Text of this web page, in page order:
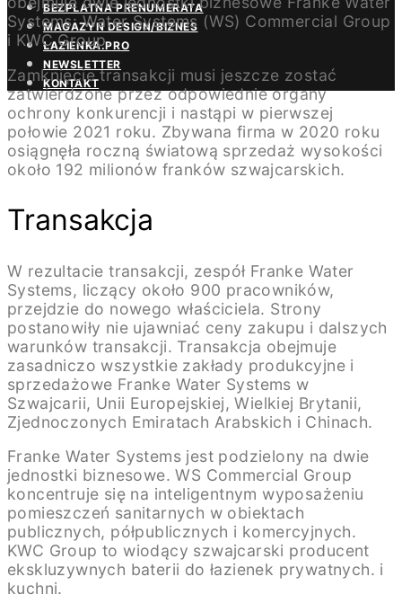
BEZPŁATNA PRENUMERATA
MAGAZYN DESIGN/BIZNES
ŁAZIENKA.PRO
NEWSLETTER
KONTAKT
Systems: Water Systems (WS) Commercial Group
i KWC Group.
Zamknięcie transakcji musi jeszcze zostać
zatwierdzone przez odpowiednie organy
ochrony konkurencji i nastąpi w pierwszej
połowie 2021 roku. Zbywana firma w 2020 roku
osiągnęła roczną światową sprzedaż wysokości
około 192 milionów franków szwajcarskich.
Transakcja
W rezultacie transakcji, zespół Franke Water
Systems, liczący około 900 pracowników,
przejdzie do nowego właściciela. Strony
postanowiły nie ujawniać ceny zakupu i dalszych
warunków transakcji. Transakcja obejmuje
zasadniczo wszystkie zakłady produkcyjne i
sprzedażowe Franke Water Systems w
Szwajcarii, Unii Europejskiej, Wielkiej Brytanii,
Zjednoczonych Emiratach Arabskich i Chinach.
Franke Water Systems jest podzielony na dwie
jednostki biznesowe. WS Commercial Group
koncentruje się na inteligentnym wyposażeniu
pomieszczeń sanitarnych w obiektach
publicznych, półpublicznych i komercyjnych.
KWC Group to wiodący szwajcarski producent
ekskluzywnych baterii do łazienek prywatnych. i
kuchni.